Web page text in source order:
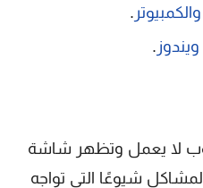
.
.
لا يعمل وتظهر شاشة
شيوعًا التي تواجه